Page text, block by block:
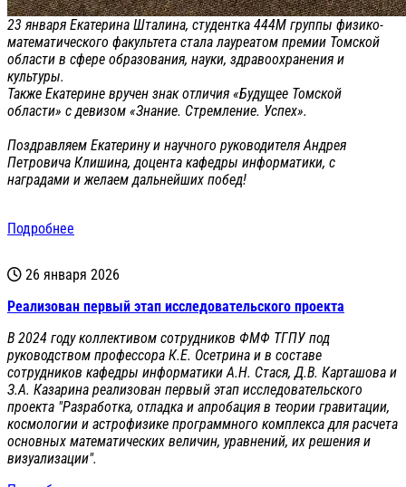
23 января Екатерина Шталина, студентка 444М группы физико-
математического факультета стала лауреатом премии Томской
области в сфере образования, науки, здравоохранения и
культуры.
Также Екатерине вручен знак отличия «Будущее Томской
области» с девизом «Знание. Стремление. Успех».
Поздравляем Екатерину и научного руководителя Андрея
Петровича Клишина, доцента кафедры информатики, с
наградами и желаем дальнейших побед!
Подробнее
26 января 2026
Реализован первый этап исследовательского проекта
В 2024 году коллективом сотрудников ФМФ ТГПУ под
руководством профессора К.Е. Осетрина и в составе
сотрудников кафедры информатики А.Н. Стася, Д.В. Карташова и
З.А. Казарина реализован первый этап исследовательского
проекта "Разработка, отладка и апробация в теории гравитации,
космологии и астрофизике программного комплекса для расчета
основных математических величин, уравнений, их решения и
визуализации".